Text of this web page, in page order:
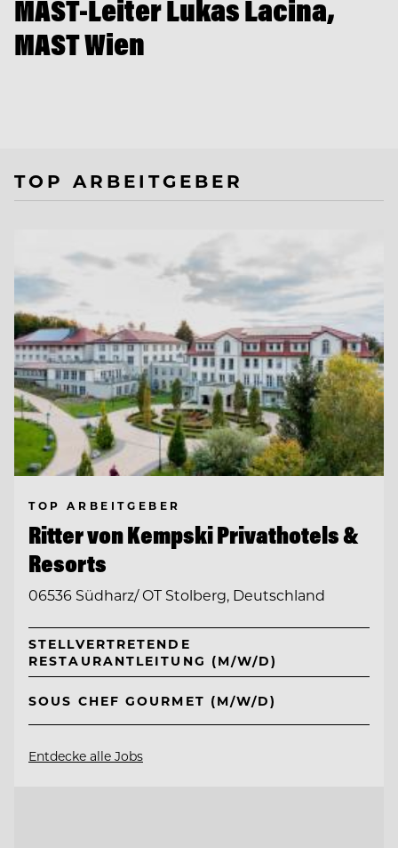
MAST-Leiter Lukas Lacina,
MAST Wien
TOP ARBEITGEBER
TOP ARBEITGEBER
Ritter von Kempski Privathotels &
Resorts
06536 Südharz/ OT Stolberg, Deutschland
STELLVERTRETENDE
RESTAURANTLEITUNG (M/W/D)
SOUS CHEF GOURMET (M/W/D)
Entdecke alle Jobs